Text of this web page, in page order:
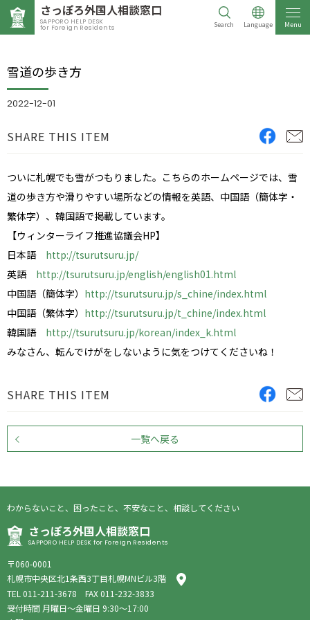
さっぽろ外国人相談窓口
SAPPORO HELP DESK
for Foreign Residents Search Language Menu
雪道の歩き方
2022-12-01
SHARE THIS ITEM
ついに札幌でも雪がつもりました。こちらのホームページでは、雪
道の歩き方や滑りやすい場所などの情報を英語、中国語（簡体字・
繁体字）、韓国語で掲載しています。
【ウィンターライフ推進協議会HP】
日本語 http://tsurutsuru.jp/
英語 http://tsurutsuru.jp/english/english01.html
中国語（簡体字） http://tsurutsuru.jp/s_chine/index.html
中国語（繁体字） http://tsurutsuru.jp/t_chine/index.html
韓国語 http://tsurutsuru.jp/korean/index_k.html
みなさん、転んでけがをしないように気をつけてくださいね！
SHARE THIS ITEM
一覧へ戻る
わからないこと、困ったこと、不安なこと、相談してください
さっぽろ外国人相談窓口
SAPPORO HELP DESK for Foreign Residents
〒060-0001
札幌市中央区北1条西3丁目札幌MNビル3階
TEL 011-211-3678 FAX 011-232-3833
受付時間 月曜日〜金曜日 9:30〜17:00